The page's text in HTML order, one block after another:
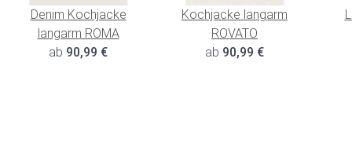
Denim Kochjacke
langarm ROMA
ab 90,99 €
Kochjacke langarm
ROVATO
ab 90,99 €